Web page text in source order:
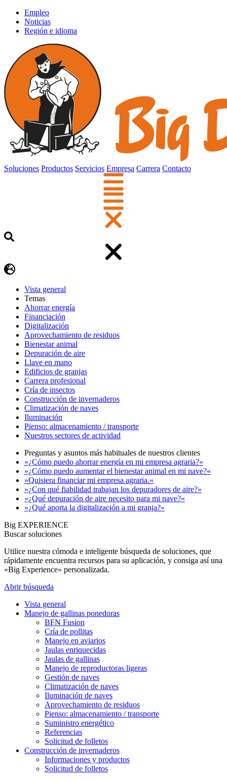
Empleo
Noticias
Región e idioma
Soluciones Productos Servicios Empresa Carrera Contacto
Vista general
Temas
Ahorrar energía
Financiación
Digitalización
Aprovechamiento de residuos
Bienestar animal
Depuración de aire
Llave en mano
Edificios de granjas
Carrera profesional
Cría de insectos
Construcción de invernaderos
Climatización de naves
Iluminación
Pienso: almacenamiento / transporte
Nuestros sectores de actividad
Preguntas y asuntos más habituales de nuestros clientes
»¿Cómo puedo ahorrar energía en mi empresa agraria?«
»¿Cómo puedo aumentar el bienestar animal en mi nave?«
»Quisiera financiar mi empresa agraria.«
»¿Con qué fiabilidad trabajan los depuradores de aire?«
»¿Qué depuración de aire necesito para mi nave?«
»¿Qué aporta la digitalización a mi granja?«
Big EXPERIENCE
Buscar soluciones
Utilice nuestra cómoda e inteligente búsqueda de soluciones, que
rápidamente encuentra recursos para su aplicación, y consiga así una
«Big Experience» personalizada.
Abrir búsqueda
Vista general
Manejo de gallinas ponedoras
BFN Fusion
Cría de pollitas
Manejo en aviarios
Jaulas enriquecidas
Jaulas de gallinas
Manejo de reproductoras ligeras
Gestión de naves
Climatización de naves
Iluminación de naves
Aprovechamiento de residuos
Pienso: almacenamiento / transporte
Suministro energético
Referencias
Solicitud de folletos
Construcción de invernaderos
Informaciones y productos
Solicitud de folletos